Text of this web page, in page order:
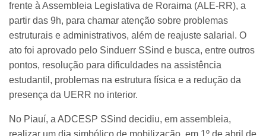
frente à Assembleia Legislativa de Roraima (ALE-RR), a
partir das 9h, para chamar atenção sobre problemas
estruturais e administrativos, além de reajuste salarial. O
ato foi aprovado pelo Sinduerr SSind e busca, entre outros
pontos, resolução para dificuldades na assistência
estudantil, problemas na estrutura física e a redução da
presença da UERR no interior.
No Piauí, a ADCESP SSind decidiu, em assembleia,